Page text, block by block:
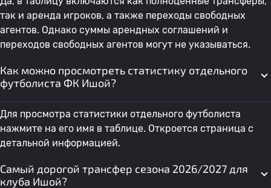
так и аренда игроков, а также переходы свободных
агентов. Однако суммы арендных соглашений и
переходов свободных агентов могут не указываться.
Как можно просмотреть статистику отдельного
футболиста ФК Ишой?
Для просмотра статистики отдельного футболиста
нажмите на его имя в таблице. Откроется страница с
детальной информацией.
Самый дорогой трансфер сезона 2026/2027 для
клуба Ишой?